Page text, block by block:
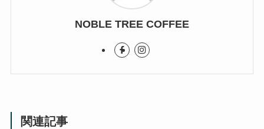
NOBLE TREE COFFEE
関連記事